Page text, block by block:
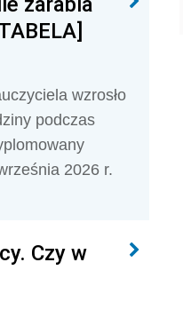
wzrosło
podczas
2026 r.
Czy w